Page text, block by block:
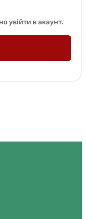
увійти в акаунт.